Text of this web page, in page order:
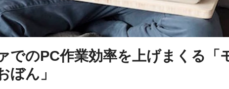
でのPC作業効率を上げまくる「
ぼん」